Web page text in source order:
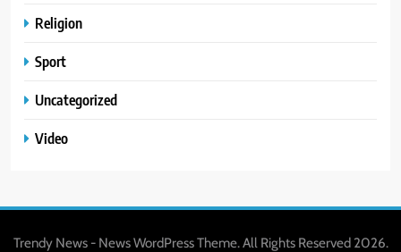
Religion
Sport
Uncategorized
Video
Trendy News - News WordPress Theme. All Rights Reserved 2026.